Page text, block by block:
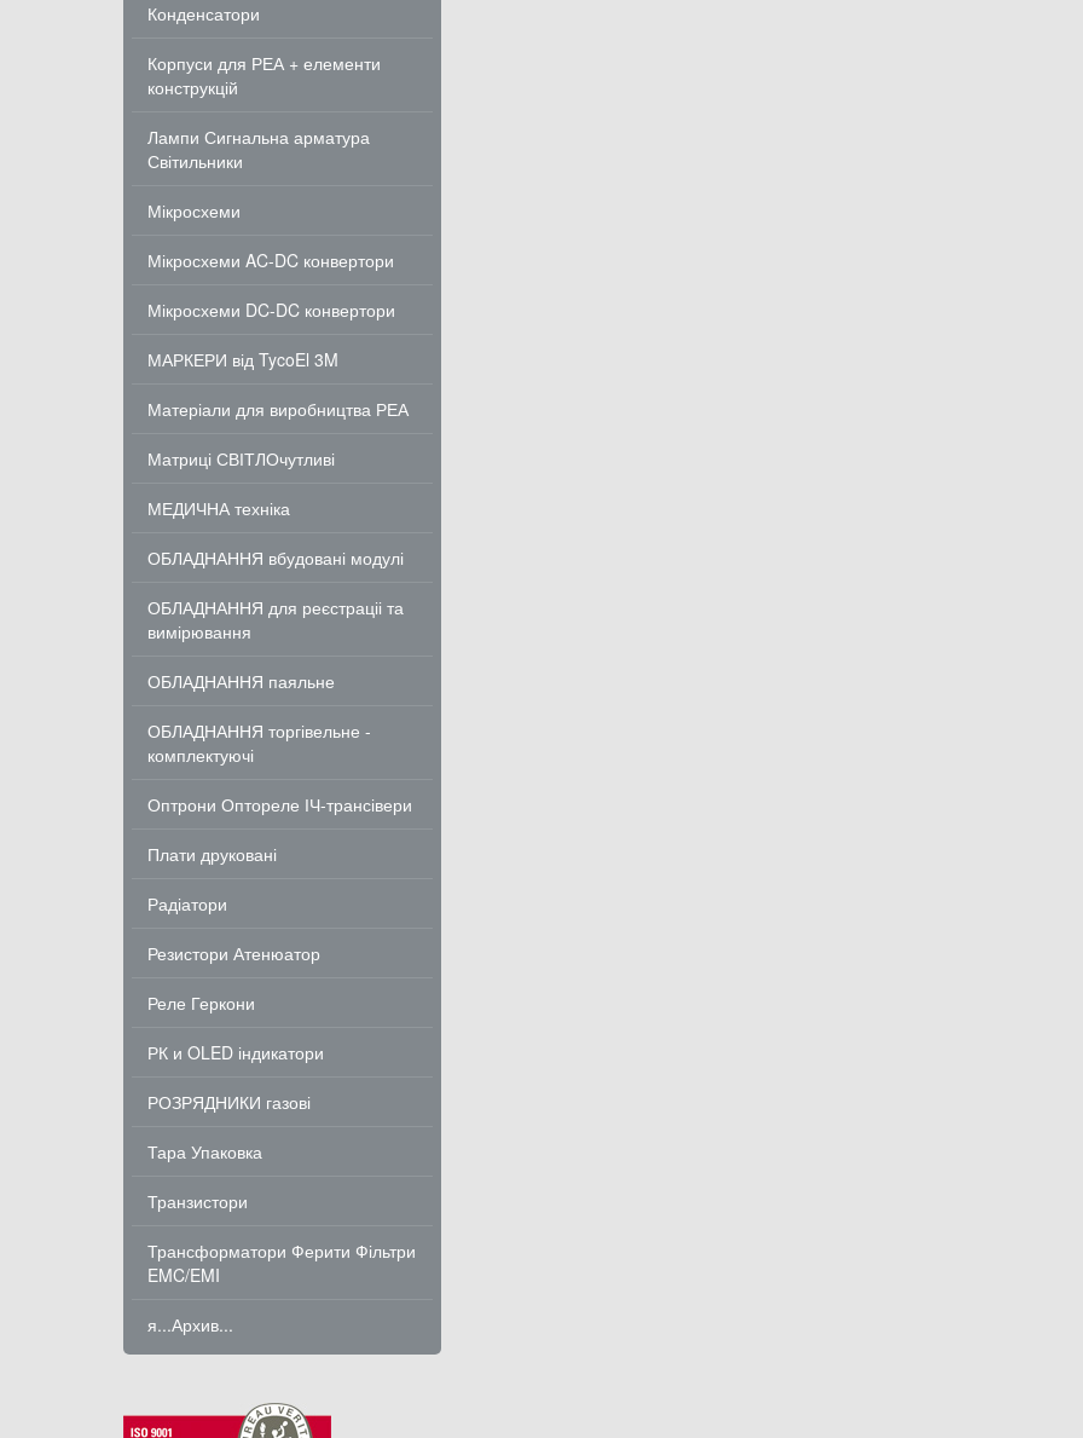
Конденсатори
Корпуси для РЕА + елементи
конструкцій
Лампи Сигнальна арматура
Світильники
Мікросхеми
Мікросхеми AC-DC конвертори
Мікросхеми DC-DC конвертори
МАРКЕРИ від TycoEl 3M
Матеріали для виробництва РЕА
Матриці СВІТЛОчутливі
МЕДИЧНА техніка
ОБЛАДНАННЯ вбудовані модулі
ОБЛАДНАННЯ для реєстраціі та
вимірювання
ОБЛАДНАННЯ паяльне
ОБЛАДНАННЯ торгівельне -
комплектуючі
Оптрони Оптореле ІЧ-трансівери
Плати друковані
Радіатори
Резистори Атенюатор
Реле Геркони
РК и OLED індикатори
РОЗРЯДНИКИ газові
Тара Упаковка
Транзистори
Трансформатори Ферити Фільтри
EMC/EMI
я...Архив...